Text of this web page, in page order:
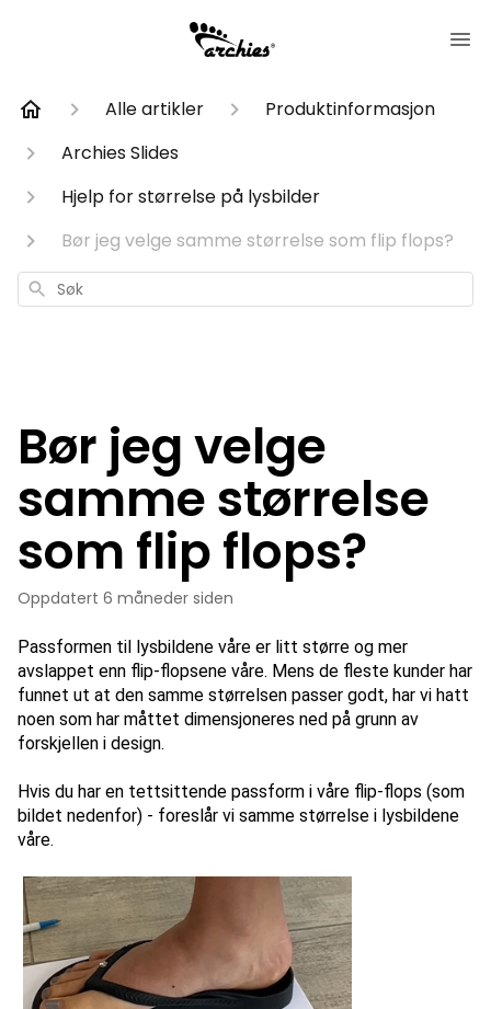
Alle artikler
Produktinformasjon
Archies Slides
Hjelp for størrelse på lysbilder
Bør jeg velge samme størrelse som flip flops?
Søk
Bør jeg velge
samme størrelse
som flip flops?
Oppdatert 6 måneder siden
Passformen til lysbildene våre er litt større og mer
avslappet enn flip-flopsene våre. Mens de fleste kunder har
funnet ut at den samme størrelsen passer godt, har vi hatt
noen som har måttet dimensjoneres ned på grunn av
forskjellen i design.
Hvis du har en tettsittende passform i våre flip-flops (som
bildet nedenfor) - foreslår vi samme størrelse i lysbildene
våre.